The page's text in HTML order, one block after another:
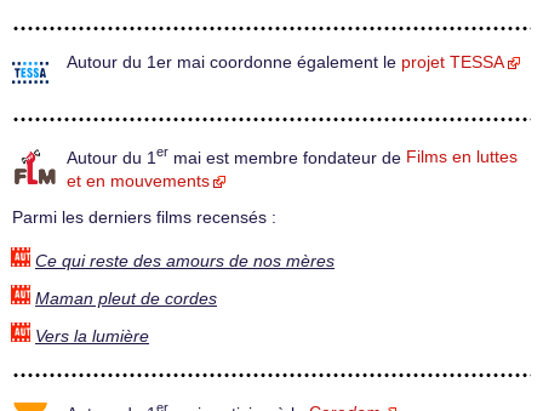
Autour du 1er mai coordonne également le projet TESSA
Autour du 1 er mai est membre fondateur de Films en luttes
et en mouvements
Parmi les derniers films recensés :
Ce qui reste des amours de nos mères
Maman pleut de cordes
Vers la lumière
er